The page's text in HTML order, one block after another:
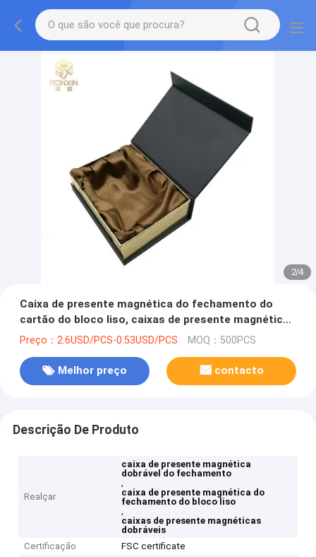
2/4
Caixa de presente magnética do fechamento do
cartão do bloco liso, caixas de presente magnéticas
dobráveis
Preço：2.6USD/PCS-0.53USD/PCS MOQ：500PCS
Melhor preço contacto
Descrição De Produto
Realçar
caixa de presente magnética
dobrável do fechamento
,
caixa de presente magnética do
fechamento do bloco liso
,
caixas de presente magnéticas
dobráveis
Certificação
FSC certificate